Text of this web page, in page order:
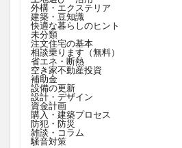
外構・エクステリア
建築・豆知識
快適な暮らしのヒント
未分類
注文住宅の基本
相談乗ります（無料）
省エネ・断熱
空き家不動産投資
補助金
設備の更新
設計・デザイン
資金計画
購入・建築プロセス
防犯・防災
雑談・コラム
騒音対策